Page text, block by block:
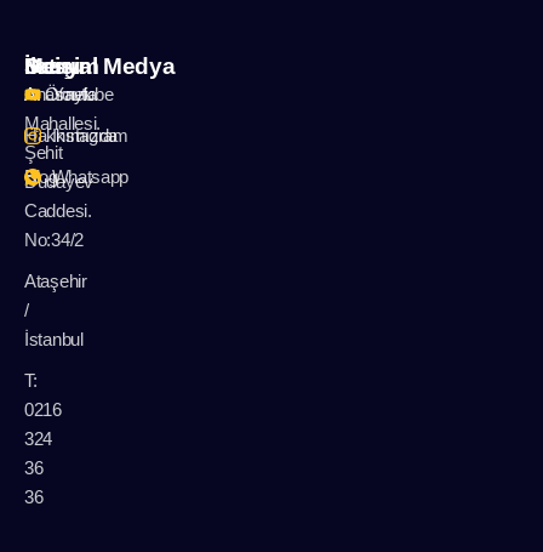
İletişim
A: Örnek
Mahallesi.
Şehit
Dudayev
Caddesi.
No:34/2
Ataşehir
/
İstanbul
T:
0216
324
36
36
Menu
Anasayfa
Hakkımızda
Blog
Sosyal Medya
Youtube
Instagram
Whatsapp